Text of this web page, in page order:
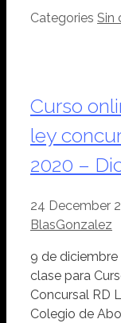
Categories Sin
Curso
ley
2020 –
24 December
BlasGonzalez
9 de
clase para
Concursal RD
Colegio de